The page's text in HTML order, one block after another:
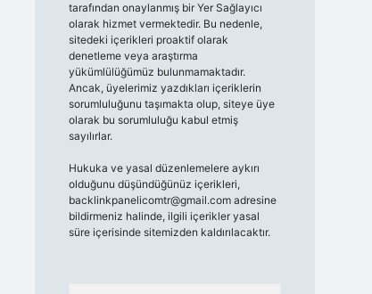
tarafından onaylanmış bir Yer Sağlayıcı
olarak hizmet vermektedir. Bu nedenle,
sitedeki içerikleri proaktif olarak
denetleme veya araştırma
yükümlülüğümüz bulunmamaktadır.
Ancak, üyelerimiz yazdıkları içeriklerin
sorumluluğunu taşımakta olup, siteye üye
olarak bu sorumluluğu kabul etmiş
sayılırlar.
Hukuka ve yasal düzenlemelere aykırı
olduğunu düşündüğünüz içerikleri,
backlinkpanelicomtr@gmail.comadresine
bildirmeniz halinde, ilgili içerikler yasal
süre içerisinde sitemizden kaldırılacaktır.